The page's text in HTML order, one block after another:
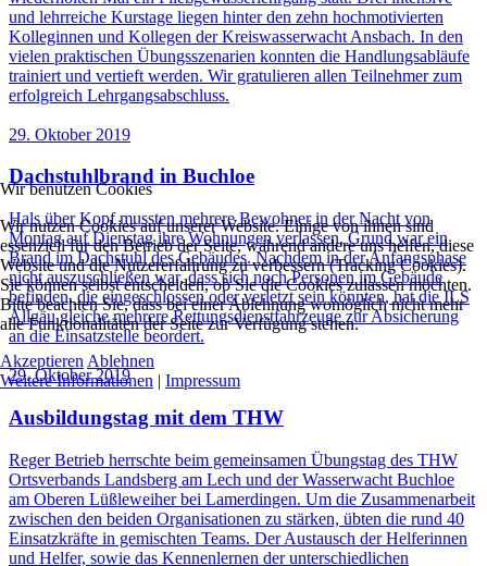
und lehrreiche Kurstage liegen hinter den zehn hochmotivierten
Kolleginnen und Kollegen der Kreiswasserwacht Ansbach. In den
vielen praktischen Übungsszenarien konnten die Handlungsabläufe
trainiert und vertieft werden. Wir gratulieren allen Teilnehmer zum
erfolgreich Lehrgangsabschluss.
29. Oktober 2019
Dachstuhlbrand in Buchloe
Hals über Kopf mussten mehrere Bewohner in der Nacht von
Montag auf Dienstag ihre Wohnungen verlassen, Grund war ein
Brand im Dachstuhl des Gebäudes. Nachdem in der Anfangsphase
nicht auszuschließen war, dass sich noch Personen im Gebäude
befinden, die eingeschlossen oder verletzt sein könnten, hat die ILS
Allgäu gleiche mehrere Rettungsdienstfahrzeuge zur Absicherung
an die Einsatzstelle beordert.
29. Oktober 2019
Ausbildungstag mit dem THW
Reger Betrieb herrschte beim gemeinsamen Übungstag des THW
Ortsverbands Landsberg am Lech und der Wasserwacht Buchloe
am Oberen Lüßleweiher bei Lamerdingen. Um die Zusammenarbeit
zwischen den beiden Organisationen zu stärken, übten die rund 40
Einsatzkräfte in gemischten Teams. Der Austausch der Helferinnen
und Helfer, sowie das Kennenlernen der unterschiedlichen
Wir benutzen Cookies
Wir nutzen Cookies auf unserer Website. Einige von ihnen sind
essenziell für den Betrieb der Seite, während andere uns helfen, diese
Website und die Nutzererfahrung zu verbessern (Tracking Cookies).
Sie können selbst entscheiden, ob Sie die Cookies zulassen möchten.
Bitte beachten Sie, dass bei einer Ablehnung womöglich nicht mehr
alle Funktionalitäten der Seite zur Verfügung stehen.
Akzeptieren Ablehnen
Weitere Informationen | Impressum